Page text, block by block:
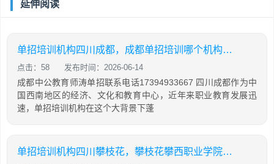
延伸阅读
单招培训机构四川成都，成都单招培训哪个机构最好
点击：58 发布时间：2026-06-14
成都中公教育师涛单招联系电话17394933667 四川成都作为中
国西南地区的经济、文化和教育中心，近年来职业教育发展迅
速，单招培训机构在这个大背景下蓬
单招培训机构四川攀枝花，攀枝花攀西职业学院单招